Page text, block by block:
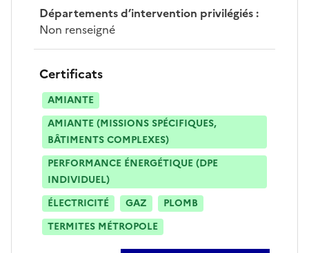
Départements d’intervention privilégiés:
Non renseigné
Certificats
AMIANTE
AMIANTE (MISSIONS SPÉCIFIQUES,
BÂTIMENTS COMPLEXES)
PERFORMANCE ÉNERGÉTIQUE (DPE
INDIVIDUEL)
ÉLECTRICITÉ
GAZ
PLOMB
TERMITES MÉTROPOLE